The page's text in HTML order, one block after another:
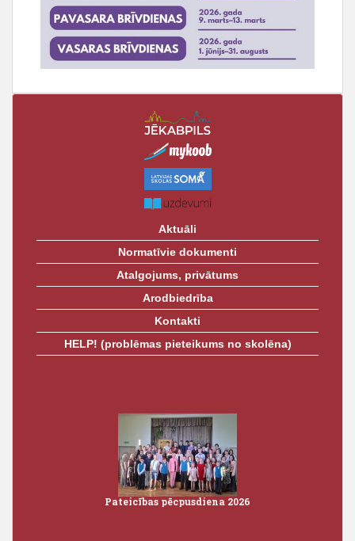
Aktuāli
Normatīvie dokumenti
Atalgojums, privātums
Arodbiedrība
Kontakti
HELP! (problēmas pieteikums no skolēna)
Pateicības pēcpusdiena 2026